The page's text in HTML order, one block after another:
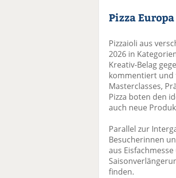
Pizza
Pizzaioli aus
2026 in
Kreativ-Belag
kommentiert und
Masterclasses,
Pizza boten den
auch neue
Parallel zur
Besucherinnen
aus
finden.